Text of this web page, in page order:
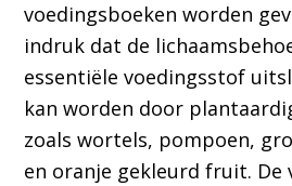
voedingsboeken worden
indruk dat de
essentiële voedingsstof
kan worden door
zoals wortels, pompoen,
en oranje gekleurd fruit. De